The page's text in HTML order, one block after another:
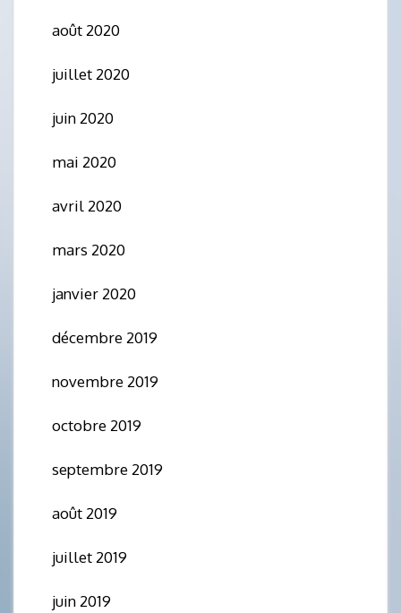
août 2020
juillet 2020
juin 2020
mai 2020
avril 2020
mars 2020
janvier 2020
décembre 2019
novembre 2019
octobre 2019
septembre 2019
août 2019
juillet 2019
juin 2019